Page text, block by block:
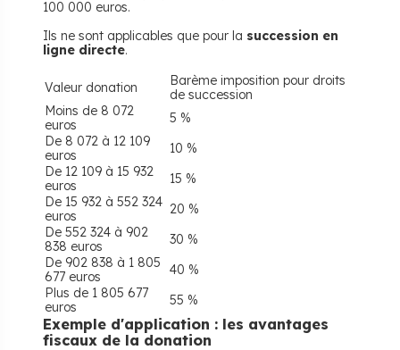
100 000 euros.
Ils ne sont applicables que pour la succession en
ligne directe.
Valeur donation
Barème imposition pour droits
de succession
Moins de 8 072
euros
5 %
De 8 072 à 12 109
euros
10 %
De 12 109 à 15 932
euros
15 %
De 15 932 à 552 324
euros
20 %
De 552 324 à 902
838 euros
30 %
De 902 838 à 1 805
677 euros
40 %
Plus de 1 805 677
euros
55 %
Exemple d'application : les avantages
fiscaux de la donation